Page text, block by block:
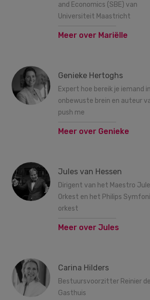
and Economics (SBE) van
Universiteit Maastricht
Meer over Mariëlle
Genieke Hertoghs
Expert hoe bereik je iemand
onbewuste brein en auteur
push me
Meer over Genieke
Jules van Hessen
Dirigent van het Maestro
Orkest en het Philips
orkest
Meer over Jules
Carina Hilders
Bestuursvoorzitter Reinier
Gasthuis